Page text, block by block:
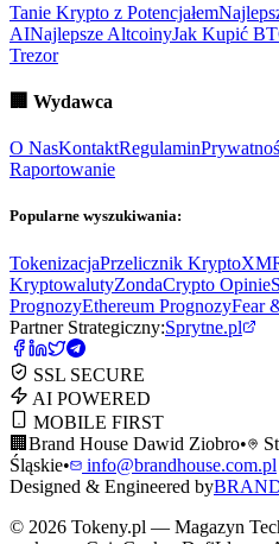
Tanie Krypto z Potencjałem
AINajlepsze AltcoinyJak Kupić
Trezor
🏢 Wydawca
O NasKontaktRegulamin
Raportowanie
Popularne wyszukiwania:
TokenizacjaPrzelicznik Krypto
KryptowalutyZondaCrypto Opinie
PrognozyEthereum PrognozyFear
Partner Strategiczny:Sprytne.pl
SSL SECURE
AI POWERED
MOBILE FIRST
🏢 Brand House Dawid Ziobro•
Śląskie•
info@brandhouse.com.pl
Designed & Engineered by
© 2026 Tokeny.pl — Magazyn